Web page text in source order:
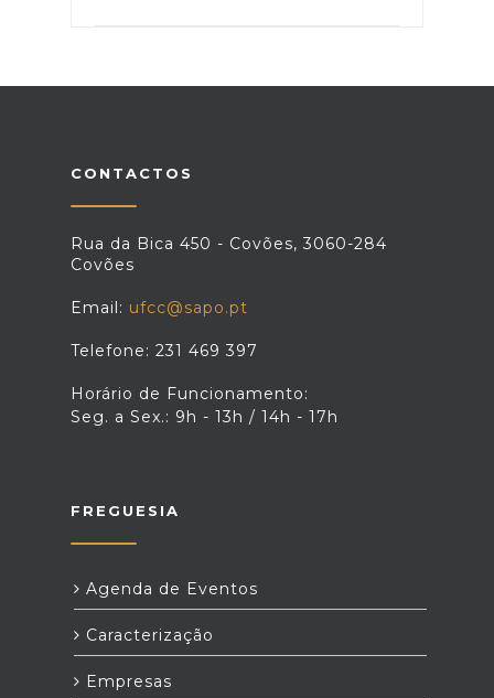
CONTACTOS
Rua da Bica 450 - Covões, 3060-284
Covões
Email: ufcc@sapo.pt
Telefone: 231 469 397
Horário de Funcionamento:
Seg. a Sex.: 9h - 13h / 14h - 17h
FREGUESIA
Agenda de Eventos
Caracterização
Empresas